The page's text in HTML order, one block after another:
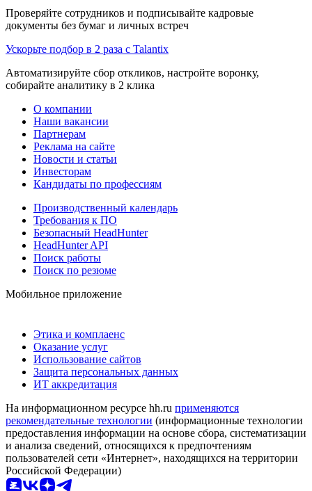
Проверяйте сотрудников и подписывайте кадровые
документы без бумаг и личных встреч
Ускорьте подбор в 2 раза с Talantix
Автоматизируйте сбор откликов, настройте воронку,
собирайте аналитику в 2 клика
О компании
Наши вакансии
Партнерам
Реклама на сайте
Новости и статьи
Инвесторам
Кандидаты по профессиям
Производственный календарь
Требования к ПО
Безопасный HeadHunter
HeadHunter API
Поиск работы
Поиск по резюме
Мобильное приложение
Этика и комплаенс
Оказание услуг
Использование сайтов
Защита персональных данных
ИТ аккредитация
На информационном ресурсе hh.ru применяются
рекомендательные технологии (информационные технологии
предоставления информации на основе сбора, систематизации
и анализа сведений, относящихся к предпочтениям
пользователей сети «Интернет», находящихся на территории
Российской Федерации)